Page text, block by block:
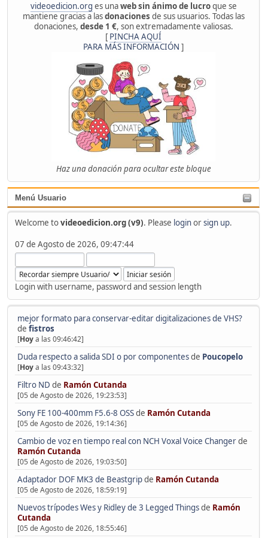
videoedicion.org es unaweb sin ánimo de lucroque se
mantiene gracias a lasdonaciones de sus usuarios. Todas las
donaciones, desde 1 €, son extremadamente valiosas.
[ PINCHA AQUÍ
PARA MÁS INFORMACIÓN ]
Haz una donación para ocultar este bloque
Menú Usuario
Welcome tovideoedicion.org (v9). Please loginorsign up.
07 de Agosto de 2026, 09:47:44
Login with username, password and session length
mejor formato para conservar-editar digitalizaciones de VHS?
de fistros
[Hoya las 09:46:42]
Duda respecto a salida SDI o por componentesde Poucopelo
[Hoya las 09:43:32]
Filtro ND de Ramón Cutanda
[05 de Agosto de 2026, 19:23:53]
Sony FE 100-400mm F5.6-8 OSSde Ramón Cutanda
[05 de Agosto de 2026, 19:14:36]
Cambio de voz en tiempo real con NCH Voxal Voice Changerde
Ramón Cutanda
[05 de Agosto de 2026, 19:03:50]
Adaptador DOF MK3 de Beastgripde Ramón Cutanda
[05 de Agosto de 2026, 18:59:19]
Nuevos trípodes Wes y Ridley de 3 Legged Thingsde Ramón
Cutanda
[05 de Agosto de 2026, 18:55:46]